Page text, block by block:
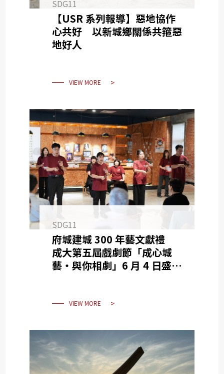
SDG11
【USR 系列報導】惡地協作
心共好 以新城鄉關係共箍惡
地好人
VIEW MORE
SDG11
府城建城 300 年藝文獻禮
成大第五屆戲劇節「成心城
藝・與你相劇」6 月 4 日盛大
VIEW MORE